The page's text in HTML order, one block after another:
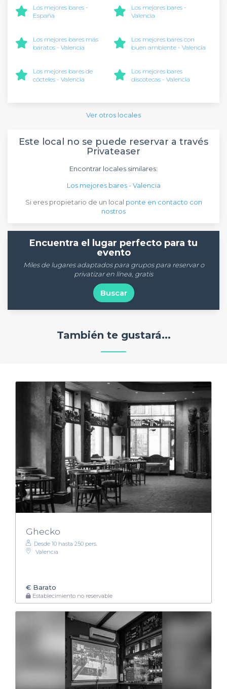
Los mejores bares -
España
Los mejores bares -
Valencia
Los mejores bares más
baratos - Valencia
Los mejores bares con
buen ambiente - Valencia
Los mejores bares de
cócteles - Valencia
Los mejores bares
discotecas - Valencia
Ver otros locales
Este local no se puede reservar a través
Privateaser
Encontrar locales similares:
Los mejores bares - Valencia
Si eres propietario de un local ponte en contacto con
nostros
Encuentra el lugar perfecto para tu
evento
Miles de lugares adaptados para grupos para reservar o
privatizar en línea, gratis
Buscar
También te gustará...
Ghecko
Desde 10 hasta 250 pers.
Valencia
€ Barato
Establecimiento no reservable